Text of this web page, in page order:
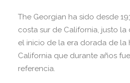
The Georgian ha sido desde
costa sur de California, justo
el inicio de la era dorada de la
California que durante años
referencia.